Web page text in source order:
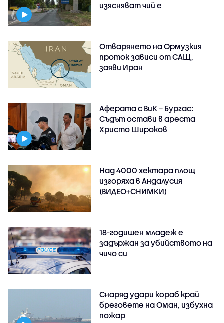
изясняват чий е
Отварянето на Ормузкия
проток зависи от САЩ,
заяви Иран
Аферата с ВиК – Бургас:
Съдът остави в ареста
Христо Широков
Над 4000 хектара площ
изгоряха в Андалусия
(ВИДЕО+СНИМКИ)
18-годишен младеж е
задържан за убийството на
чичо си
Снаряд удари кораб край
бреговете на Оман, избухна
пожар